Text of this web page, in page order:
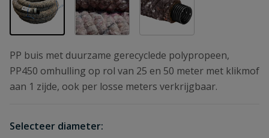
PP buis met duurzame gerecyclede polypropeen,
PP450 omhulling op rol van 25 en 50 meter met klikmof
aan 1 zijde, ook per losse meters verkrijgbaar.
Selecteer diameter: